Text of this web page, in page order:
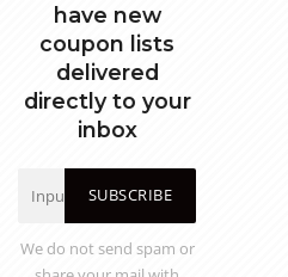
have new
coupon lists
delivered
directly to your
inbox
SUBSCRIBE
We do not send spam or